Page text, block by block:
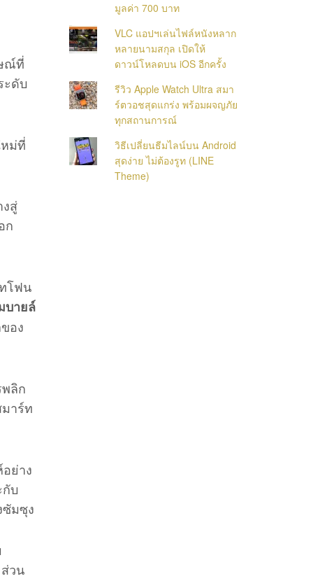
ณ์ที่
ะดับ
ม่ที่
สู่
ก
โฟน
บายล์
อง
ลิก
าร์ท
ย่าง
บ
ซัมซุง
วน
มูลค่า 700 บาท
VLC แอปฯเล่นไฟล์หนังหลาก
หลายนามสกุล เปิดให้
ดาวน์โหลดบน iOS อีกครั้ง
รีวิว Apple Watch Ultra สมา
ร์ตวอชสุดแกร่ง พร้อมผจญภัย
ทุกสถานการณ์
วิธีเปลี่ยนธีมไลน์บน Android
สุดง่าย ไม่ต้องรูท (LINE
Theme)